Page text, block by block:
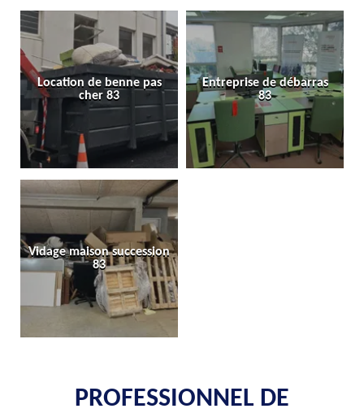
Location de benne pas
cher 83
Entreprise de débarras
83
Vidage maison succession
83
PROFESSIONNEL DE